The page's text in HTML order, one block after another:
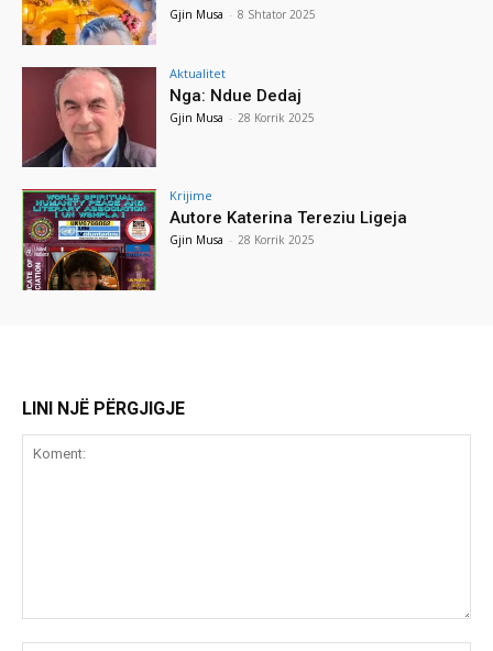
Gjin Musa - 8 Shtator 2025
Aktualitet
Nga: Ndue Dedaj
Gjin Musa - 28 Korrik 2025
Krijime
Autore Katerina Tereziu Ligeja
Gjin Musa - 28 Korrik 2025
LINI NJË PËRGJIGJE